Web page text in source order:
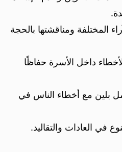
المختلفة ومناقشتها بالحجة
داخل الأسرة حفاظًا
بلين مع أخطاء الناس في
في العادات والتقاليد.